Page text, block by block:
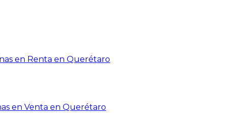
en Renta en Querétaro
en Venta en Querétaro